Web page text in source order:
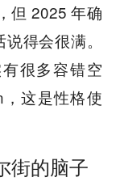
但 2025 年确
得会很满。
很多容错空
这是性格使
街的脑子